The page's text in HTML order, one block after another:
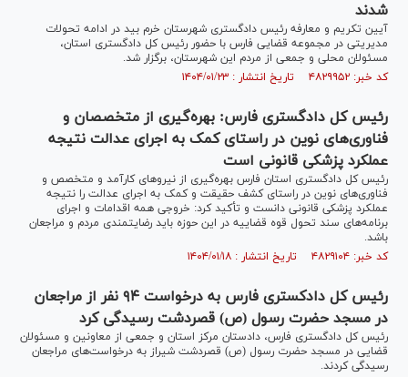
شدند
آیین تکریم و معارفه رئیس دادگستری شهرستان خرم بید در ادامه تحولات
مدیریتی در مجموعه قضایی فارس با حضور رئیس کل دادگستری استان،
مسئولان محلی و جمعی از مردم این شهرستان، برگزار شد.
کد خبر: ۴۸۲۹۹۵۲ تاریخ انتشار : ۱۴۰۴/۰۱/۲۳
رئیس کل دادگستری فارس: بهره‌گیری از متخصصان و
فناوری‌های نوین در راستای کمک به اجرای عدالت نتیجه
عملکرد پزشکی قانونی است
رئیس کل دادگستری استان فارس بهره‌گیری از نیرو‌های کارآمد و متخصص و
فناوری‌های نوین در راستای کشف حقیقت و کمک به اجرای عدالت را نتیجه
عملکرد پزشکی قانونی دانست و تأکید کرد: خروجی همه اقدامات و اجرای
برنامه‌های سند تحول قوه قضاییه در این حوزه باید رضایتمندی مردم و مراجعان
باشد.
کد خبر: ۴۸۲۹۱۰۴ تاریخ انتشار : ۱۴۰۴/۰۱/۱۸
رئیس کل دادکستری فارس به درخواست ۹۴ نفر از مراجعان
در مسجد حضرت رسول (ص) قصردشت رسیدگی کرد
رئیس کل دادگستری فارس، دادستان مرکز استان و جمعی از معاونین و مسئولان
قضایی در مسجد حضرت رسول (ص) قصردشت شیراز به درخواست‌های مراجعان
رسیدگی کردند.